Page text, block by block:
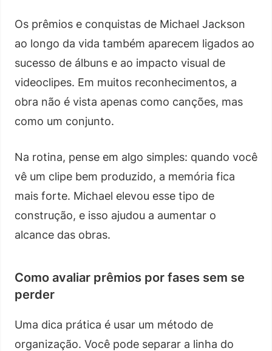
Os prêmios e conquistas de Michael Jackson
ao longo da vida também aparecem ligados ao
sucesso de álbuns e ao impacto visual de
videoclipes. Em muitos reconhecimentos, a
obra não é vista apenas como canções, mas
como um conjunto.
Na rotina, pense em algo simples: quando você
vê um clipe bem produzido, a memória fica
mais forte. Michael elevou esse tipo de
construção, e isso ajudou a aumentar o
alcance das obras.
Como avaliar prêmios por fases sem se
perder
Uma dica prática é usar um método de
organização. Você pode separar a linha do